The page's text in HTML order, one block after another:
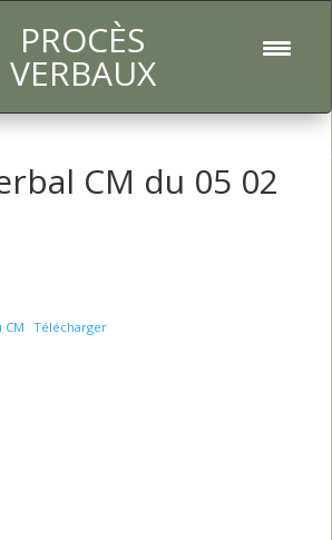
PROCÈS
VERBAUX
CM du 05 02
CM Télécharger